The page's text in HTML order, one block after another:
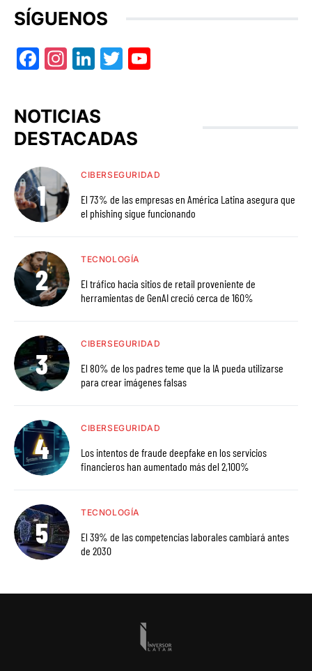
SÍGUENOS
Facebook
Instagram
LinkedIn
Twitter
NOTICIAS
DESTACADAS
CIBERSEGURIDAD
El 73% de las empresas en América Latina asegura que
el phishing sigue funcionando
TECNOLOGÍA
El tráfico hacia sitios de retail proveniente de
herramientas de GenAI creció cerca de 160%
CIBERSEGURIDAD
El 80% de los padres teme que la IA pueda utilizarse
para crear imágenes falsas
CIBERSEGURIDAD
Los intentos de fraude deepfake en los servicios
financieros han aumentado más del 2,100%
TECNOLOGÍA
El 39% de las competencias laborales cambiará antes
de 2030